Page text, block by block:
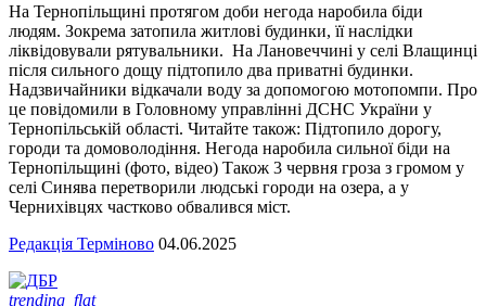
На Тернопільщині протягом доби негода наробила біди
людям. Зокрема затопила житлові будинки, її наслідки
ліквідовували рятувальники. На Лановеччині у селі Влащинці
після сильного дощу підтопило два приватні будинки.
Надзвичайники відкачали воду за допомогою мотопомпи. Про
це повідомили в Головному управлінні ДСНС України у
Тернопільській області. Читайте також: Підтопило дорогу,
городи та домоволодіння. Негода наробила сильної біди на
Тернопільщині (фото, відео) Також 3 червня гроза з громом у
селі Синява перетворили людські городи на озера, а у
Чернихівцях частково обвалився міст.
Редакція Терміново 04.06.2025
trending_flat